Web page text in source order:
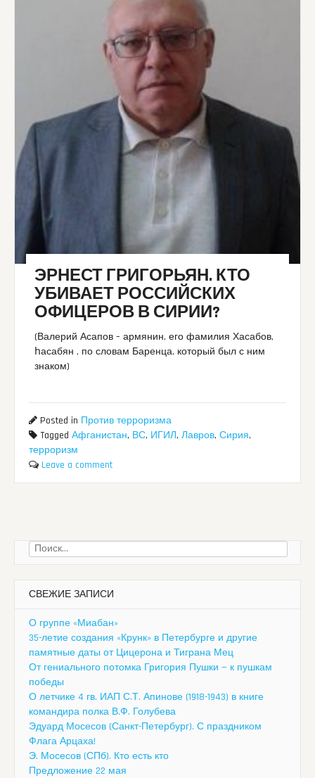
ЭРНЕСТ ГРИГОРЬЯН. КТО
УБИВАЕТ РОССИЙСКИХ
ОФИЦЕРОВ В СИРИИ?
(Валерий Асапов – армянин, его фамилия Хасабов,
հасабян , по словам Баренца, который был с ним
знаком)
Posted in Против терроризма
TaggedАфганистан, ВС, ИГИЛ,Лавров,Сирия,
терроризм
Leave a comment
Найти:
СВЕЖИЕ ЗАПИСИ
О группе «Миабан»
35-летие создания «Крунк» в Петербурге и другие
памятные даты от Цицерона и Тиграна Мец
От гениального потомка Григория Пушки — к пушкам
победы
О летчике 4 гв. ИАП С.Т. Апинове (1918-1943) в книге
командира полка В.Ф. Голубева
Эдуард Мосесов (Санкт-Петербург). С праздником
Флага Арцаха!
Э. Мосесов (СПб). Кто есть кто
Предложение 22 мая